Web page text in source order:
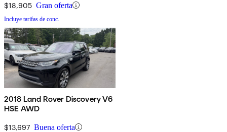
$18,905 Gran oferta
Incluye tarifas de conc.
2018 Land Rover Discovery V6
HSE AWD
$13,697 Buena oferta